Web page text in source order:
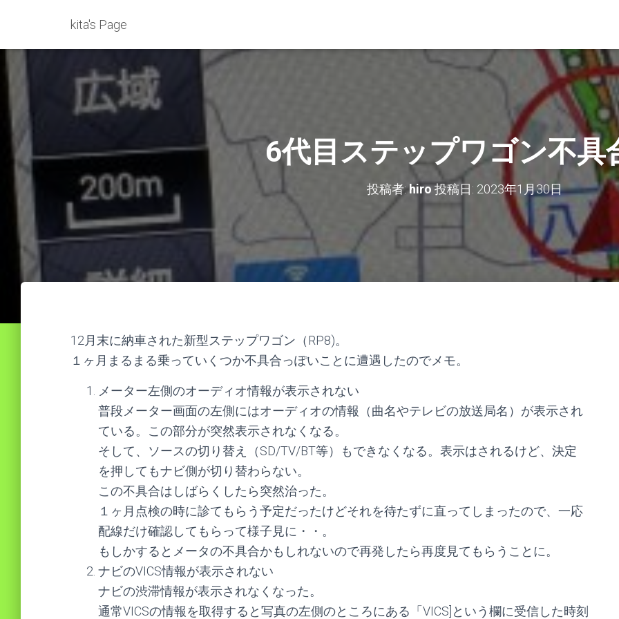
kita's Page
6代目ステップワゴン不具
投稿者:hiro投稿日: 2023年1月30日
12月末に納車された新型ステップワゴン（RP8)。
１ヶ月まるまる乗っていくつか不具合っぽいことに遭遇したのでメモ。
メーター左側のオーディオ情報が表示されない
普段メーター画面の左側にはオーディオの情報（曲名やテレビの放送局名）が表示され
ている。この部分が突然表示されなくなる。
そして、ソースの切り替え（SD/TV/BT等）もできなくなる。表示はされるけど、決定
を押してもナビ側が切り替わらない。
この不具合はしばらくしたら突然治った。
１ヶ月点検の時に診てもらう予定だったけどそれを待たずに直ってしまったので、一応
配線だけ確認してもらって様子見に・・。
もしかするとメータの不具合かもしれないので再発したら再度見てもらうことに。
ナビのVICS情報が表示されない
ナビの渋滞情報が表示されなくなった。
通常VICSの情報を取得すると写真の左側のところにある「VICS]という欄に受信した時刻